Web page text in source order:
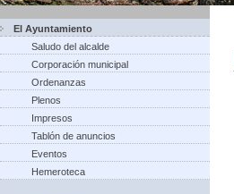
El Ayuntamiento
Saludo del alcalde
Corporación municipal
Ordenanzas
Plenos
Impresos
Tablón de anuncios
Eventos
Hemeroteca